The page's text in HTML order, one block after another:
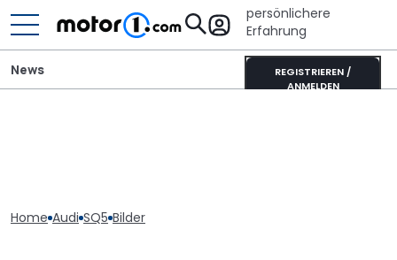
persönlichere
Erfahrung
REGISTRIEREN /
ANMELDEN
News
Home Audi SQ5 Bilder